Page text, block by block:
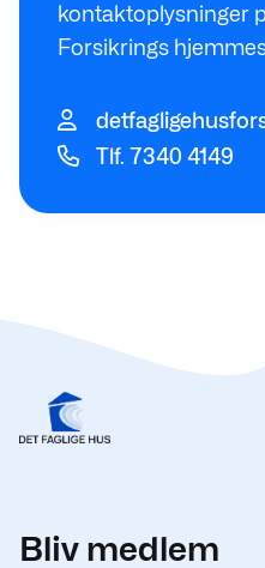
kontaktoplysninger
Forsikrings
Tlf. 7340 4149
Bliv medlem